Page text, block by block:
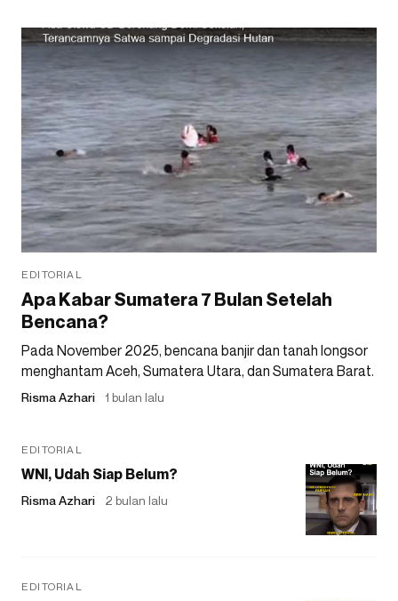
EDITORIAL
Apa Kabar Sumatera 7 Bulan Setelah
Bencana?
Pada November 2025, bencana banjir dan tanah longsor
menghantam Aceh, Sumatera Utara, dan Sumatera Barat.
Risma Azhari 1 bulan lalu
EDITORIAL
WNI, Udah Siap Belum?
Risma Azhari 2 bulan lalu
EDITORIAL